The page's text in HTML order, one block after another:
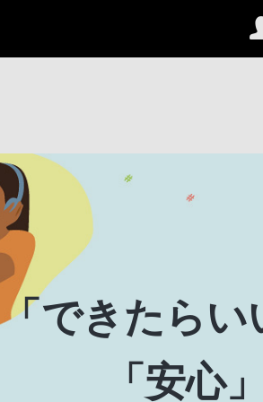
「できたらい
「安心